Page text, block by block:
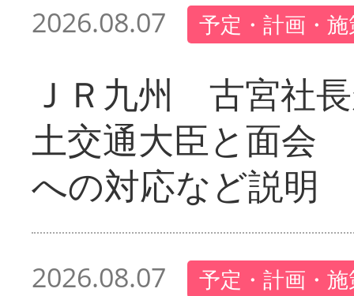
2026.08.07 予定・計画・
ＪＲ九州 古宮社
土交通大臣と面会
への対応など説明
2026.08.07 予定・計画・